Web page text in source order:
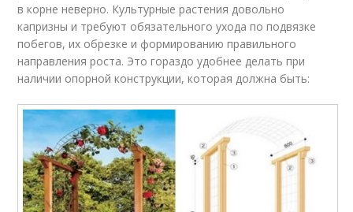
в корне неверно. Культурные растения довольно
капризны и требуют обязательного ухода по подвязке
побегов, их обрезке и формированию правильного
направления роста. Это гораздо удобнее делать при
наличии опорной конструкции, которая должна быть: